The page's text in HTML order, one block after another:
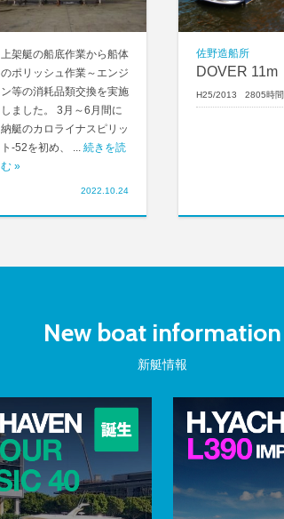
上架艇の船底作業から船体
のポリッシュ作業～エンジ
ン等の消耗品類交換を実施
しました。 3月～6月間に
納艇のカロライナスピリッ
ト-52を初め、 ... 続きを読
む »
2022.10.24
佐野造船所
DOVER 11m
H25/2013 2805時間
New boat information
新艇情報